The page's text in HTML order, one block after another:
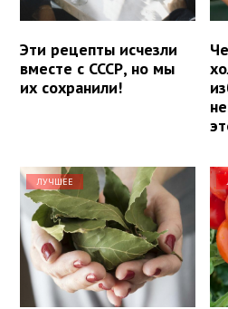
Эти рецепты исчезли
вместе с СССР, но мы
их сохранили!
ЛУЧШЕЕ